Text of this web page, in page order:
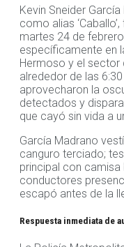
Kevin Sneider
como alias
martes 24 de
específicamente en
Hermoso y el sector
alrededor de las
aprovecharon la
detectados y
que cayó sin vida a
García Madrano
canguro terciado;
principal con camisa
conductores
escapó antes de la
Respuesta inmediata de